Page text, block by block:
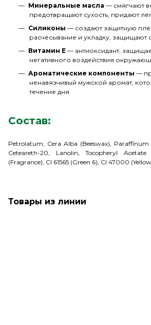
Минеральные масла — смягчают
предотвращают сухость, придают
Силиконы — создают защитную
расчёсывание и укладку, защищают
Витамин E — антиоксидант,
негативного воздействия
Ароматические компоненты —
ненавязчивый мужской аромат,
течение дня
Состав:
Petrolatum, Cera Alba (Beeswax),
Ceteareth-20, Lanolin, Tocopheryl
(Fragrance), CI 61565 (Green 6), CI 47000 (Yellow
Товары из линии